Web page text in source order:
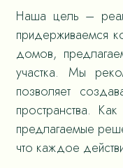
Наша цель –
придерживаемся
домов,
участка. Мы
позволяет
пространства.
предлагаемые
что каждое